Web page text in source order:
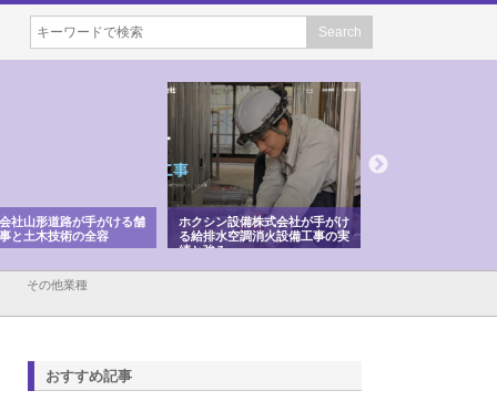
社山形道路が手がける舗
と土木技術の全容
ホクシン設備株式会社が手がけ
る給排水空調消火設備工事の実
績と強み
その他業種
おすすめ記事